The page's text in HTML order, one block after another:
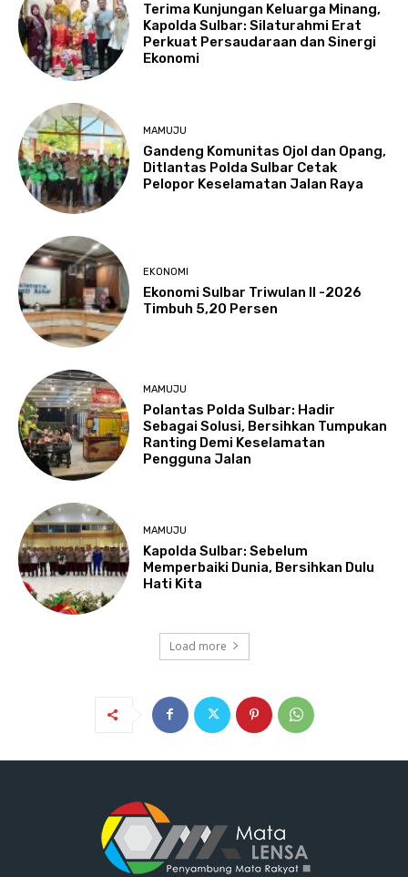
Terima Kunjungan Keluarga Minang,
Kapolda Sulbar: Silaturahmi Erat
Perkuat Persaudaraan dan Sinergi
Ekonomi
MAMUJU
Gandeng Komunitas Ojol dan Opang,
Ditlantas Polda Sulbar Cetak
Pelopor Keselamatan Jalan Raya
EKONOMI
Ekonomi Sulbar Triwulan II -2026
Timbuh 5,20 Persen
MAMUJU
Polantas Polda Sulbar: Hadir
Sebagai Solusi, Bersihkan Tumpukan
Ranting Demi Keselamatan
Pengguna Jalan
MAMUJU
Kapolda Sulbar: Sebelum
Memperbaiki Dunia, Bersihkan Dulu
Hati Kita
Load more